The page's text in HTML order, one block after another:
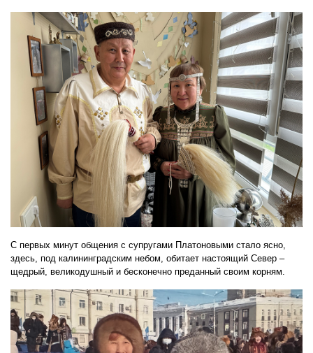
С первых минут общения с супругами Платоновыми стало ясно,
здесь, под калининградским небом, обитает настоящий Север –
щедрый, великодушный и бесконечно преданный своим корням.